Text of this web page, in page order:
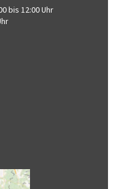
bis 12:00 Uhr